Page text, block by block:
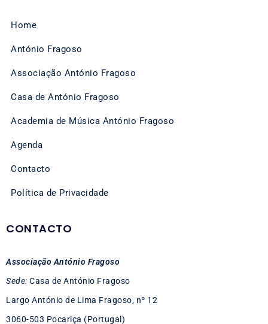
Home
António Fragoso
Associação António Fragoso
Casa de António Fragoso
Academia de Música António Fragoso
Agenda
Contacto
Política de Privacidade
CONTACTO
Associação António Fragoso
Sede: Casa de António Fragoso
Largo António de Lima Fragoso, nº 12
3060-503 Pocariça (Portugal)